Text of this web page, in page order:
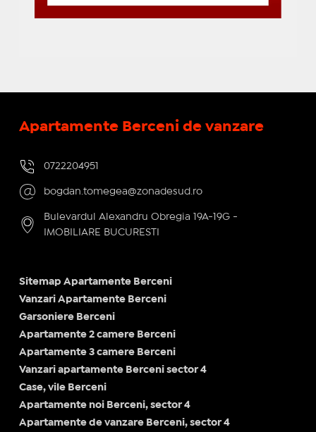
Apartamente Berceni de vanzare
0722204951
bogdan.tomegea@zonadesud.ro
Bulevardul Alexandru Obregia 19A-19G -
IMOBILIARE BUCURESTI
Sitemap Apartamente Berceni
Vanzari Apartamente Berceni
Garsoniere Berceni
Apartamente 2 camere Berceni
Apartamente 3 camere Berceni
Vanzari apartamente Berceni sector 4
Case, vile Berceni
Apartamente noi Berceni, sector 4
Apartamente de vanzare Berceni, sector 4